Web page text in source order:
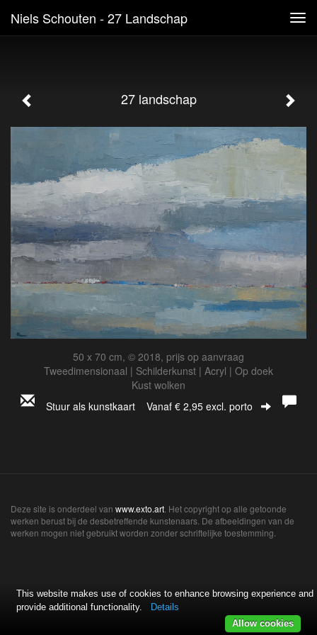
Niels Schouten - 27 Landschap
27 landschap
50 x 70 cm, © 2018, prijs op aanvraag
Tweedimensionaal | Schilderkunst | Acryl | Op doek
Kust wolken
Stuur als kunstkaart Vanaf € 2,95 excl. porto
Deze site is onderdeel van www.exto.art . Het copyright op alle getoonde
werken berust bij de desbetreffende kunstenaars. De afbeeldingen van de
werken mogen niet gebruikt worden zonder schriftelijke toestemming.
This website makes use of cookies to enhance browsing experience and
provide additional functionality.
Details
Allow cookies